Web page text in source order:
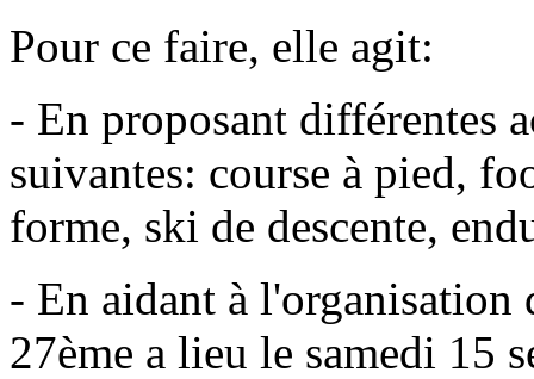
Pour ce faire, elle agit:
- En proposant différentes
suivantes: course à pied,
forme, ski de descente,
- En aidant à
27ème a lieu le samedi 15